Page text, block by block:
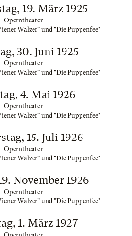
19. März 1925
Operntheater
Walzer" und "Die Puppenfee"
30. Juni 1925
Operntheater
Walzer" und "Die Puppenfee"
4. Mai 1926
Operntheater
Walzer" und "Die Puppenfee"
15. Juli 1926
Operntheater
Walzer" und "Die Puppenfee"
November 1926
Operntheater
Walzer" und "Die Puppenfee"
1. März 1927